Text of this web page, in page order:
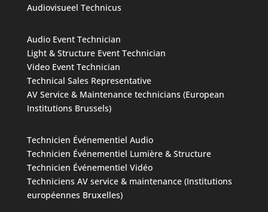
Audiovisueel Technicus
Audio Event Technician
Light & Structure Event Technician
Video Event Technician
Technical Sales Representative
AV Service & Maintenance technicians (European
Institutions Brussels)
Technicien Événementiel Audio
Technicien Événementiel Lumière & Structure
Technicien Événementiel Vidéo
Techniciens AV service & maintenance (Institutions
européennes Bruxelles)